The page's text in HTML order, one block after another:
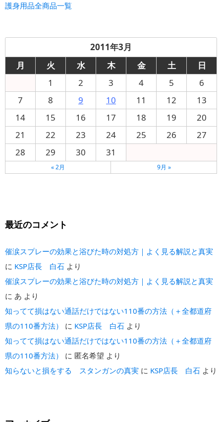
護身用品全商品一覧
2011年3月
月
火 水 木 金 土
日
1
2 3 4 5
6
7
8 9 10 11 12
13
14
15 16 17 18 19
20
21
22 23 24 25 26
27
28
29 30 31
« 2月 9月 »
最近のコメント
催涙スプレーの効果と浴びた時の対処方｜よく見る解説と真実
に KSP店長 白石 より
催涙スプレーの効果と浴びた時の対処方｜よく見る解説と真実
に あ より
知ってて損はない通話だけではない110番の方法（＋全都道府
県の110番方法）
に KSP店長 白石 より
知ってて損はない通話だけではない110番の方法（＋全都道府
県の110番方法）
に 匿名希望 より
知らないと損をする スタンガンの真実 に KSP店長 白石 より